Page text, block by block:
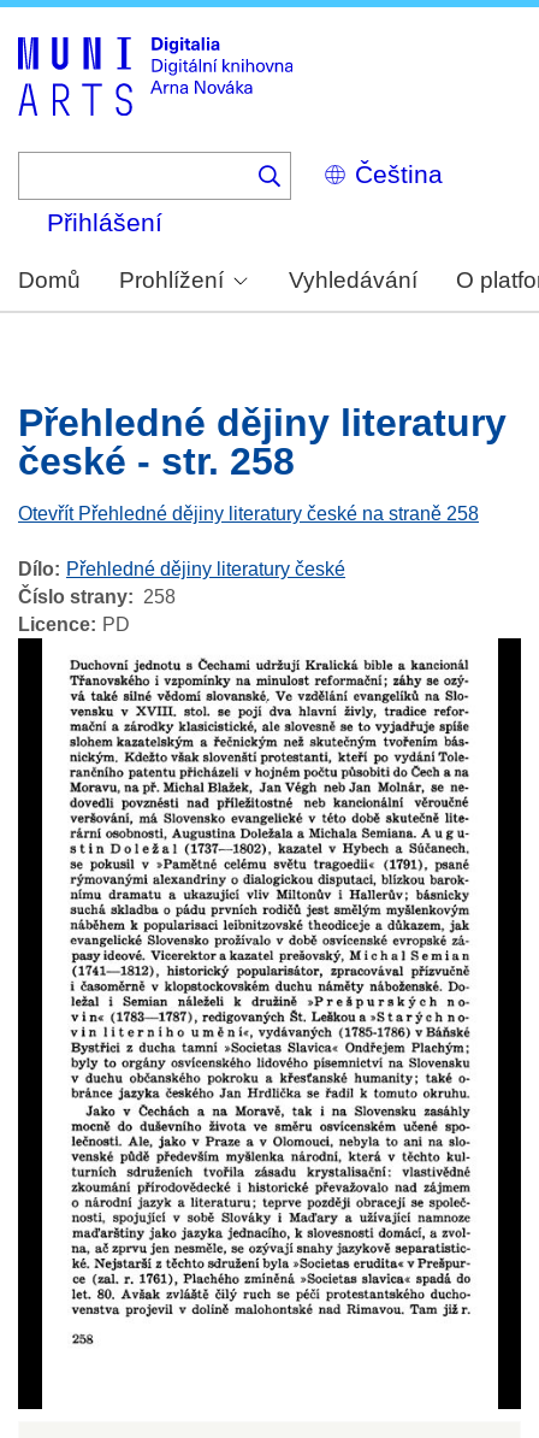
Select
your
Přihlášení
Domů Prohlížení Vyhledávání O
Přehledné dějiny literatury
české - str. 258
Otevřít Přehledné dějiny literatury české na straně 258
Dílo
Přehledné dějiny literatury české
Číslo strany
258
Licence
PD